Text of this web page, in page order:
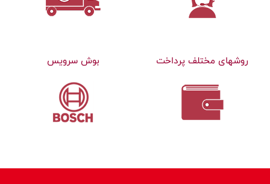
روشهای مختلف پرداخت بوش سرویس